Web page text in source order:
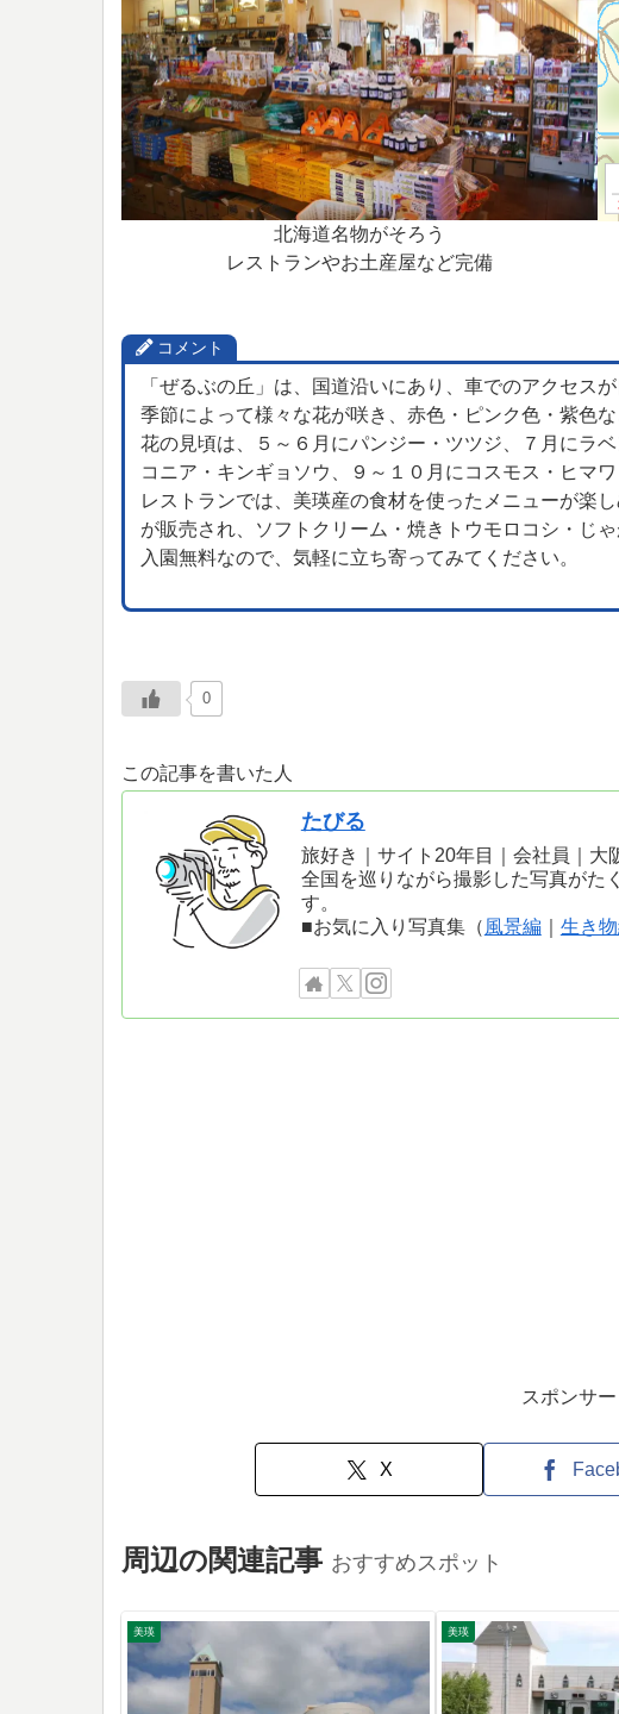
北海道名物がそろう
レストランやお土産屋など完備
コメント
「ぜるぶの丘」は、国道沿いにあり、車でのアクセス
季節によって様々な花が咲き、赤色・ピンク色・紫色
花の見頃は、５～６月にパンジー・ツツジ、７月にラ
コニア・キンギョソウ、９～１０月にコスモス・ヒマワ
レストランでは、美瑛産の食材を使ったメニューが楽
が販売され、ソフトクリーム・焼きトウモロコシ・じ
入園無料なので、気軽に立ち寄ってみてください。
0
この記事を書いた人
たびる
旅好き｜サイト20年目｜会社員｜大
全国を巡りながら撮影した写真がた
す。
■お気に入り写真集（ 風景編｜ 生き
スポンサ
X
周辺の関連記事 おすすめスポット
美瑛 美瑛